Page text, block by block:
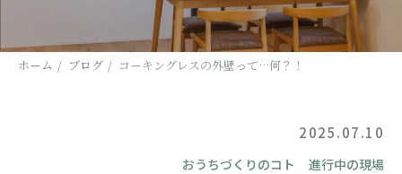
ホーム ブログ コーキングレスの外壁って…何？！
2025.07.10
おうちづくりのコト 進行中の現場